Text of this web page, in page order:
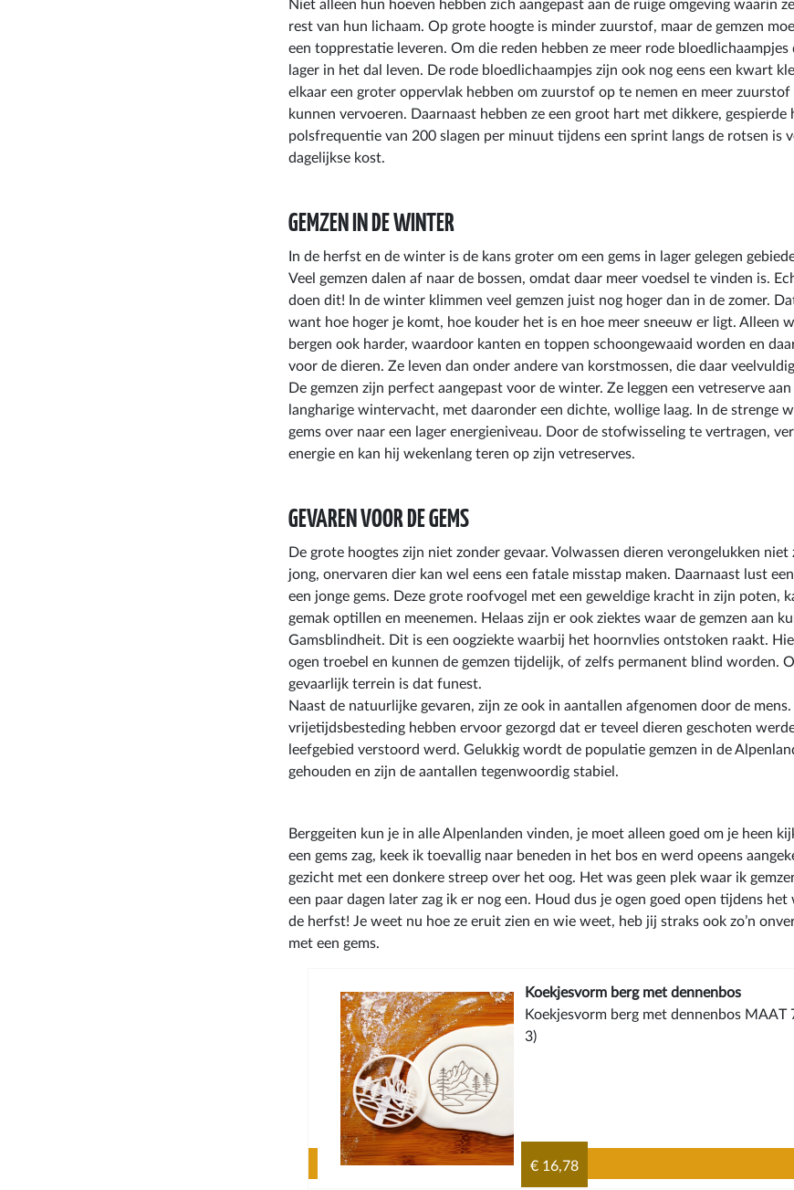
Niet alleen hun hoeven hebben zich aangepast aan de ruige omgeving waarin
rest van hun lichaam. Op grote hoogte is minder zuurstof, maar de gemzen
een topprestatie leveren. Om die reden hebben ze meer rode
lager in het dal leven. De rode bloedlichaampjes zijn ook nog eens een kwart
elkaar een groter oppervlak hebben om zuurstof op te nemen en meer
kunnen vervoeren. Daarnaast hebben ze een groot hart met dikkere, gespierde
polsfrequentie van 200 slagen per minuut tijdens een sprint langs de rotsen is
dagelijkse kost.
GEMZEN IN DE WINTER
In de herfst en de winter is de kans groter om een gems in lager gelegen
Veel gemzen dalen af naar de bossen, omdat daar meer voedsel te vinden is.
doen dit! In de winter klimmen veel gemzen juist nog hoger dan in de zomer.
want hoe hoger je komt, hoe kouder het is en hoe meer sneeuw er ligt. Alleen
bergen ook harder, waardoor kanten en toppen schoongewaaid worden en
voor de dieren. Ze leven dan onder andere van korstmossen, die daar
De gemzen zijn perfect aangepast voor de winter. Ze leggen een vetreserve
langharige wintervacht, met daaronder een dichte, wollige laag. In de strenge
gems over naar een lager energieniveau. Door de stofwisseling te vertragen,
energie en kan hij wekenlang teren op zijn vetreserves.
GEVAREN VOOR DE GEMS
De grote hoogtes zijn niet zonder gevaar. Volwassen dieren verongelukken niet
jong, onervaren dier kan wel eens een fatale misstap maken. Daarnaast lust
een jonge gems. Deze grote roofvogel met een geweldige kracht in zijn poten,
gemak optillen en meenemen. Helaas zijn er ook ziektes waar de gemzen aan
Gamsblindheit. Dit is een oogziekte waarbij het hoornvlies ontstoken raakt.
ogen troebel en kunnen de gemzen tijdelijk, of zelfs permanent blind worden.
gevaarlijk terrein is dat funest.
Naast de natuurlijke gevaren, zijn ze ook in aantallen afgenomen door de
vrijetijdsbesteding hebben ervoor gezorgd dat er teveel dieren geschoten
leefgebied verstoord werd. Gelukkig wordt de populatie gemzen in de
gehouden en zijn de aantallen tegenwoordig stabiel.
Berggeiten kun je in alle Alpenlanden vinden, je moet alleen goed om je heen
een gems zag, keek ik toevallig naar beneden in het bos en werd opeens
gezicht met een donkere streep over het oog. Het was geen plek waar ik
een paar dagen later zag ik er nog een. Houd dus je ogen goed open tijdens
de herfst! Je weet nu hoe ze eruit zien en wie weet, heb jij straks ook zo’n
met een gems.
€ 16,78
Koekjesvorm berg met dennenbos
Koekjesvorm berg met dennenbos MAAT
3)